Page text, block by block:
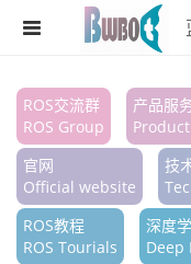
注册
登录
搜索
版块
ROS交流群
ROS Group
产品服
官网
Official website
技
ROS教程
ROS Tourials
深度
Deep